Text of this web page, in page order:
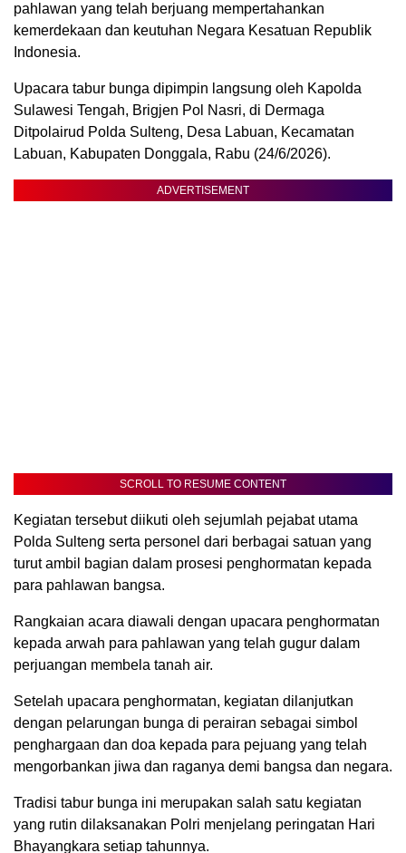
pahlawan yang telah berjuang mempertahankan
kemerdekaan dan keutuhan Negara Kesatuan Republik
Indonesia.
Upacara tabur bunga dipimpin langsung oleh Kapolda
Sulawesi Tengah, Brigjen Pol Nasri, di Dermaga
Ditpolairud Polda Sulteng, Desa Labuan, Kecamatan
Labuan, Kabupaten Donggala, Rabu (24/6/2026).
ADVERTISEMENT
SCROLL TO RESUME CONTENT
Kegiatan tersebut diikuti oleh sejumlah pejabat utama
Polda Sulteng serta personel dari berbagai satuan yang
turut ambil bagian dalam prosesi penghormatan kepada
para pahlawan bangsa.
Rangkaian acara diawali dengan upacara penghormatan
kepada arwah para pahlawan yang telah gugur dalam
perjuangan membela tanah air.
Setelah upacara penghormatan, kegiatan dilanjutkan
dengan pelarungan bunga di perairan sebagai simbol
penghargaan dan doa kepada para pejuang yang telah
mengorbankan jiwa dan raganya demi bangsa dan negara.
Tradisi tabur bunga ini merupakan salah satu kegiatan
yang rutin dilaksanakan Polri menjelang peringatan Hari
Bhayangkara setiap tahunnya.